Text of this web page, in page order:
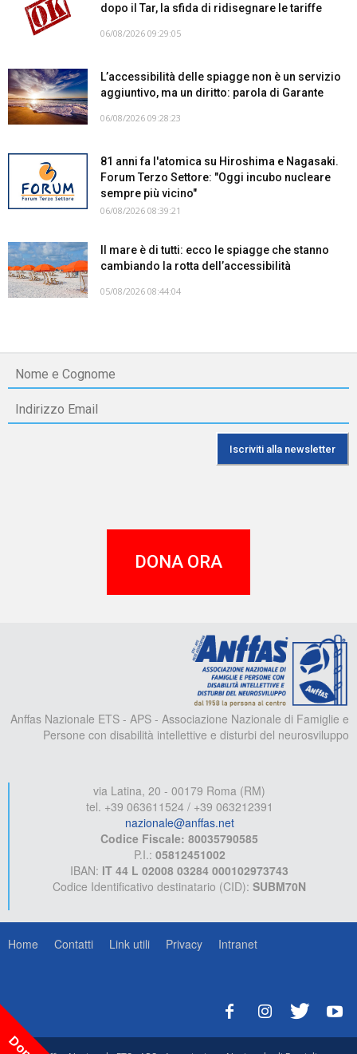
dopo il Tar, la sfida di ridisegnare le tariffe
06/08/2026 09:29:05
L’accessibilità delle spiagge non è un servizio
aggiuntivo, ma un diritto: parola di Garante
06/08/2026 09:28:23
81 anni fa l'atomica su Hiroshima e Nagasaki.
Forum Terzo Settore: "Oggi incubo nucleare
sempre più vicino"
06/08/2026 08:39:21
Il mare è di tutti: ecco le spiagge che stanno
cambiando la rotta dell’accessibilità
05/08/2026 08:44:04
DONA ORA
Anffas Nazionale ETS - APS - Associazione Nazionale di Famiglie e
Persone con disabilità intellettive e disturbi del neurosviluppo
via Latina, 20 - 00179 Roma (RM)
tel. +39 063611524 / +39 063212391
nazionale@anffas.net
Codice Fiscale: 80035790585
P.I.: 05812451002
IBAN: IT 44 L 02008 03284 000102973743
Codice Identificativo destinatario (CID): SUBM70N
Home Contatti Link utili Privacy Intranet